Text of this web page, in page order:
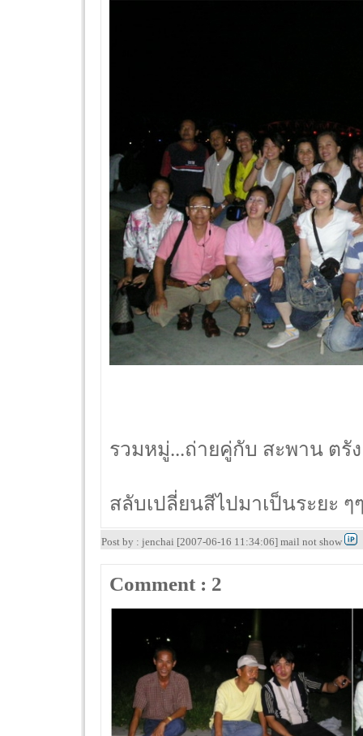
รวมหมู่...ถ่ายคู่กับ สะพาน ตรั
สลับเปลี่ยนสีไปมาเป็นระยะ ๆ
Post by : jenchai [2007-06-16 11:34:06] mail not show
Comment : 2